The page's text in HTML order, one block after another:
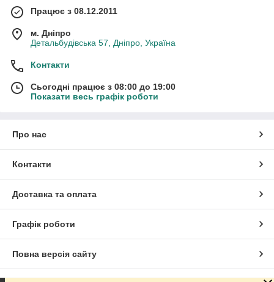
Працює з 08.12.2011
м. Дніпро
Детальбудівська 57, Дніпро, Україна
Контакти
Сьогодні працює з 08:00 до 19:00
Показати весь графік роботи
Про нас
Контакти
Доставка та оплата
Графік роботи
Повна версія сайту